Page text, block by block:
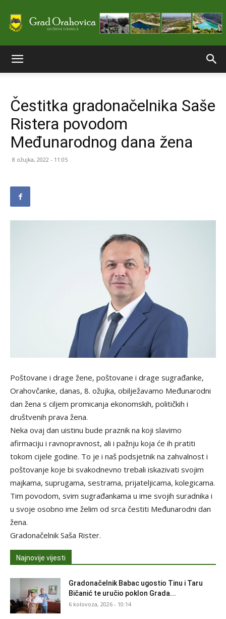
stranice
Grada
Čestitka gradonačelnika Saše
Ristera povodom
Međunarodnog dana žena
8 ožujka, 2022 - 11:05
Poštovane i drage žene, poštovane i drage sugrađanke,
Orahovčanke, danas, 8. ožujka, obilježavamo Međunarodni
dan žena s ciljem promicanja ekonomskih, političkih i
društvenih prava žena.
Neka ovaj dan uistinu bude praznik na koji slavimo
afirmaciju i ravnopravnost, ali i pažnju koja će ih pratiti
tokom cijele godine. To je i naš podsjetnik na zahvalnost i
poštovanje koje bi svakodnevno trebali iskazivati svojim
majkama, suprugama, sestrama, prijateljicama, kolegicama.
Tim povodom, svim sugrađankama u ime svojih suradnika i
u svoje osobno ime želim od srca čestiti Međunarodni dan
žena.
Gradonačelnik Saša Rister.
Najnovije vijesti
Gradonačelnik Babac ugostio Tinu i Taru
Bičanić te uručio poklon Grada...
6 kolovoza, 2026 - 10:14